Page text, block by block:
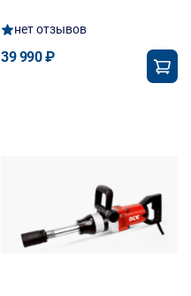
нет отзывов
39 990 ₽